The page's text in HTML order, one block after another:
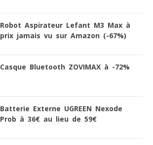
Robot Aspirateur Lefant M3 Max à
prix jamais vu sur Amazon (-67%)
Casque Bluetooth ZOVIMAX à -72%
Batterie Externe UGREEN Nexode
Prob à 36€ au lieu de 59€